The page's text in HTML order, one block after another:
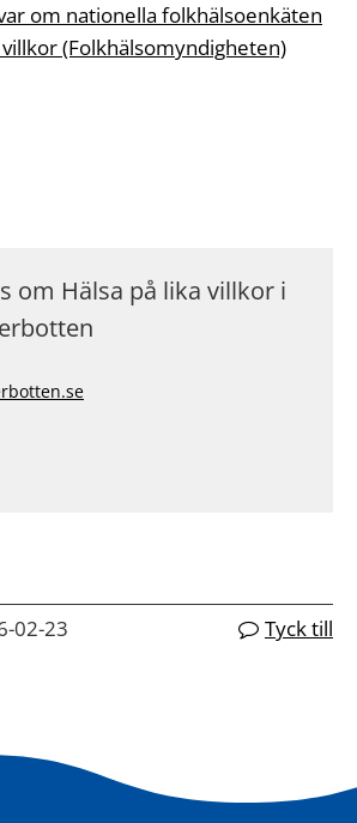
om nationella folkhälsoenkäten
villkor (Folkhälsomyndigheten)
om Hälsa på lika villkor i
02-23 Tyck till